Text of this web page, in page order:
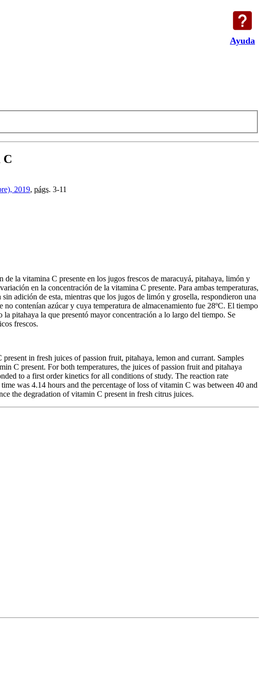
Ayuda
C
2019, págs. 3-11
la vitamina C presente en los jugos frescos de maracuyá, pitahaya, limón y
en la concentración de la vitamina C presente. Para ambas temperaturas,
adición de esta, mientras que los jugos de limón y grosella, respondieron una
contenían azúcar y cuya temperatura de almacenamiento fue 28ºC. El tiempo
pitahaya la que presentó mayor concentración a lo largo del tiempo. Se
frescos.
in fresh juices of passion fruit, pitahaya, lemon and currant. Samples
C present. For both temperatures, the juices of passion fruit and pitahaya
to a first order kinetics for all conditions of study. The reaction rate
was 4.14 hours and the percentage of loss of vitamin C was between 40 and
the degradation of vitamin C present in fresh citrus juices.